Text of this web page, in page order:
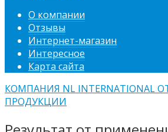
О компании
Отзывы
Интернет-магазин
Интересное
Карта сайта
КОМПАНИЯ NL INTERNATIONAL
ПРОДУКЦИИ